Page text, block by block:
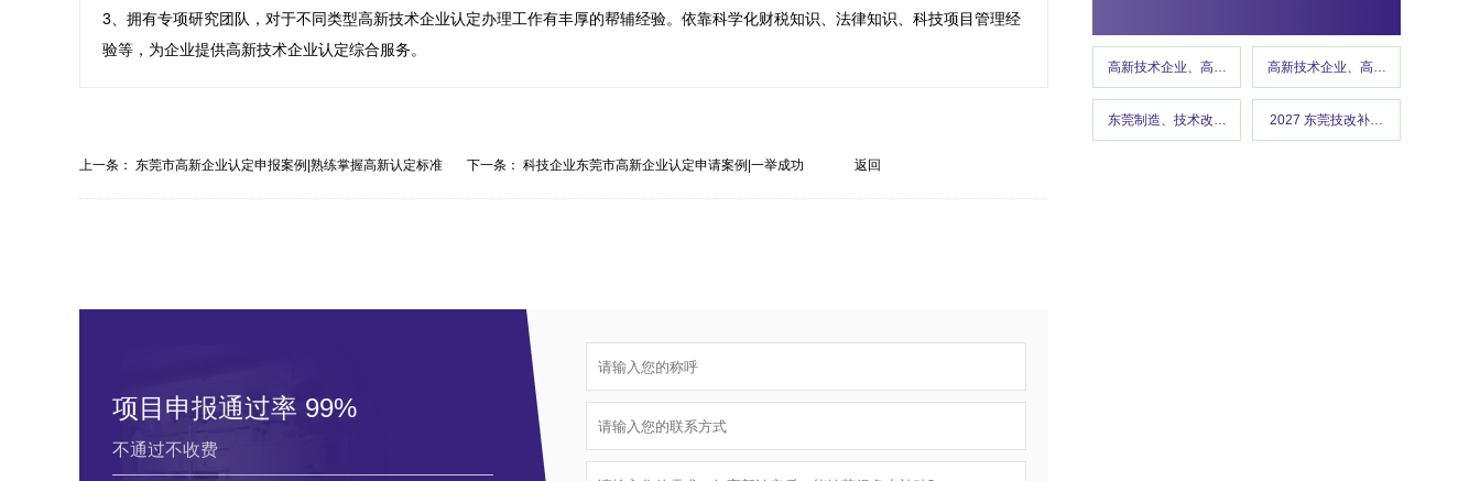
高新技术企业、高企认定、高企申报高新技术企业、高企认定、高企申
东莞制造、技术改造、东莞工信、政策红利 、企业补贴、东莞
2027 东莞技改补贴、东莞制造业
3、拥有专项研究团队，对于不同类型高新技术企业认定办理工作有丰厚的帮辅经验。依靠科学化财税知识、法律知识、科技项目管理经
验等，为企业提供高新技术企业认定综合服务。
上一条： 东莞市高新企业认定申报案例|熟练掌握高新认定标准 下一条： 科技企业东莞市高新企业认定申请案例|一举成功 返回
项目申报通过率 99%
不通过不收费